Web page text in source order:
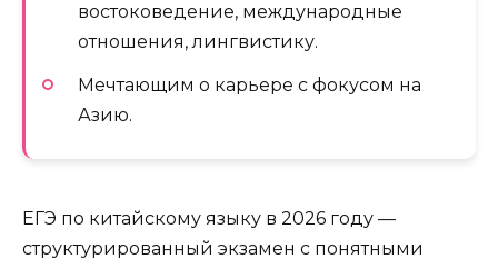
востоковедение, международные
отношения, лингвистику.
Мечтающим о карьере с фокусом на
Азию.
ЕГЭ по китайскому языку в 2026 году —
структурированный экзамен с понятными